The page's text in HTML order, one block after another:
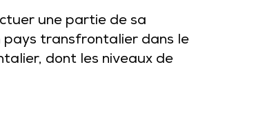
une partie de sa
transfrontalier dans le
dont les niveaux de